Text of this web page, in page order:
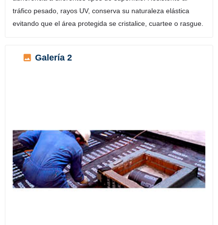
tráfico pesado, rayos UV, conserva su naturaleza elástica
evitando que el área protegida se cristalice, cuartee o rasgue.
Galería 2